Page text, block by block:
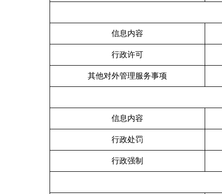
信息内容
行政许可
其他对外管理服务事项
信息内容
行政处罚
行政强制